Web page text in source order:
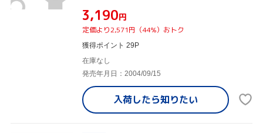
¥3,190円
定価より2,571円（44%）おトク
獲得ポイント 29P
在庫なし
発売年月日：2004/09/15
入荷したら知りたい